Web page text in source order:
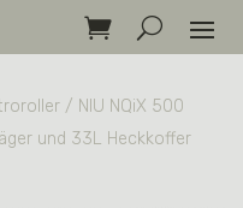
/ NIU NQiX 500
und 33L Heckkoffer